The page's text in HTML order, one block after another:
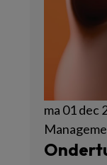
ma 01 dec